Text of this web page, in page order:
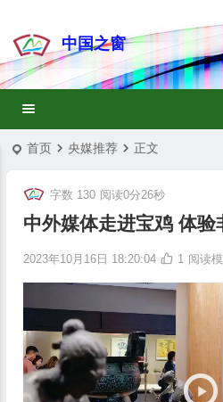
中国之窗
首页 央媒推荐 正文
中外媒体走进宝鸡 体验
2023年10月16日 18:20:04 1
字数 130 阅读0分26秒
阅读
播
放